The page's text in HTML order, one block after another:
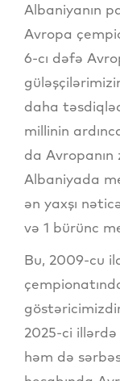
Albaniyanın
Avropa
6-cı dəfə
daha
millinin
da
Albaniyada
ən yaxşı
və 1 bürünc
Bu, 2009-cu
2025-ci
həm də